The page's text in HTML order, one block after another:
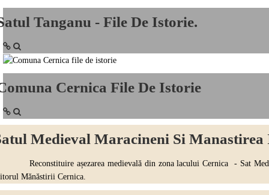
Tanganu - File De Istorie.
Cernica File De Istorie
Medieval Maracineni Si Manastirea
așezarea medievală din zona lacului Cernica - Sat
Mănăstirii Cernica.